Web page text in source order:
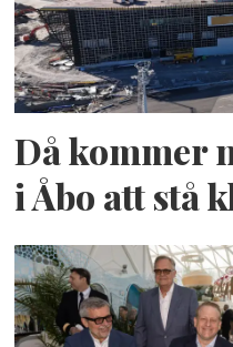
Då kommer
i Åbo att stå